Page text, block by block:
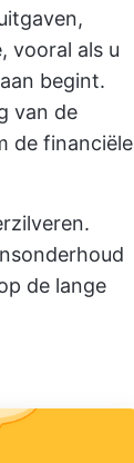
vooral als u
begint.
van de
de financiële
de lange